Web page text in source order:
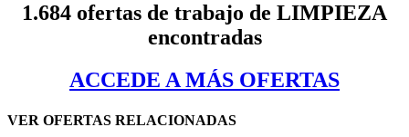
1.684 ofertas de trabajo de LIMPIEZA
encontradas
ACCEDE A MÁS OFERTAS
VER OFERTAS RELACIONADAS